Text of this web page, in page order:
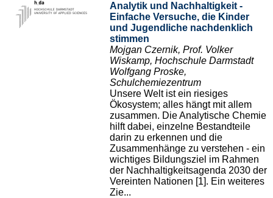
Analytik und Nachhaltigkeit -
Einfache Versuche, die Kinder
und Jugendliche nachdenklich
stimmen
Mojgan Czernik, Prof. Volker
Wiskamp, Hochschule Darmstadt
Wolfgang Proske,
Schulchemiezentrum
Unsere Welt ist ein riesiges
Ökosystem; alles hängt mit allem
zusammen. Die Analytische Chemie
hilft dabei, einzelne Bestandteile
darin zu erkennen und die
Zusammenhänge zu verstehen - ein
wichtiges Bildungsziel im Rahmen
der Nachhaltigkeitsagenda 2030 der
Vereinten Nationen [1]. Ein weiteres
Zie...